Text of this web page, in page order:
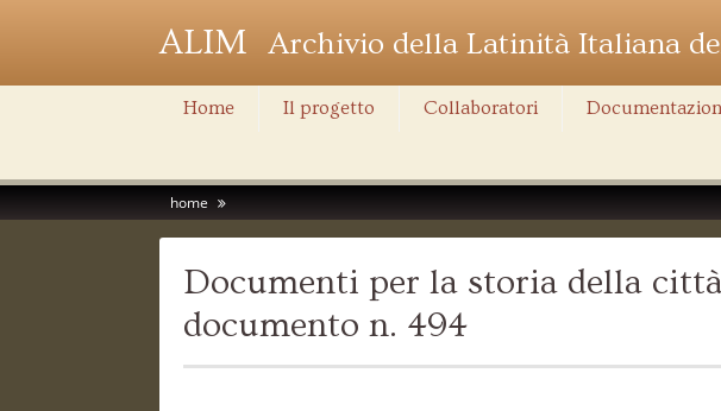
ALIM Archivio della Latinità Italiana
Home Il progetto Collaboratori
home
Documenti per la storia della
documento n. 494